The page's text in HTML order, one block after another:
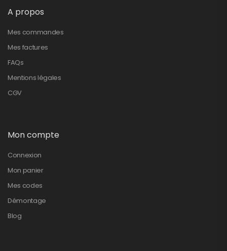
A propos
Mes commandes
Mes factures
FAQs
Mentions légales
CGV
Mon compte
Connexion
Mon panier
Mes codes
Démontage
Blog